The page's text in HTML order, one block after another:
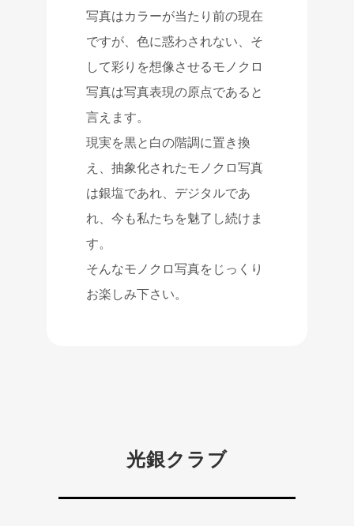
写真はカラーが当たり前の現在
ですが、色に惑わされない、そ
して彩りを想像させるモノクロ
写真は写真表現の原点であると
言えます。
現実を黒と白の階調に置き換
え、抽象化されたモノクロ写真
は銀塩であれ、デジタルであ
れ、今も私たちを魅了し続けま
す。
そんなモノクロ写真をじっくり
お楽しみ下さい。
光銀クラブ